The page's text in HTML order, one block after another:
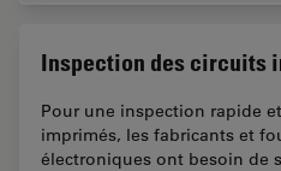
Inspection des circuits
Pour une inspection rapide
imprimés, les fabricants et
électroniques ont besoin de